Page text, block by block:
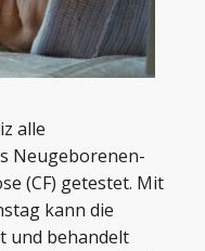
alle
Neugeborenen-
(CF) getestet. Mit
kann die
und behandelt